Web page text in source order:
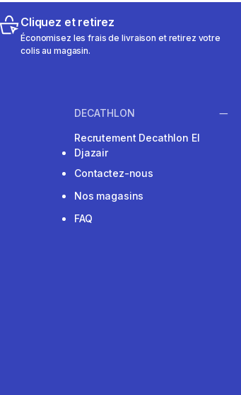
Cliquez et retirez
Économisez les frais de livraison et retirez votre
colis au magasin.
DECATHLON
Recrutement Decathlon El
Djazair
Contactez-nous
Nos magasins
FAQ